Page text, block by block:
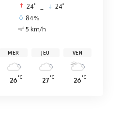
24° 24°
84%
5 km/h
MER
26°C
JEU
27°C
VEN
26°C